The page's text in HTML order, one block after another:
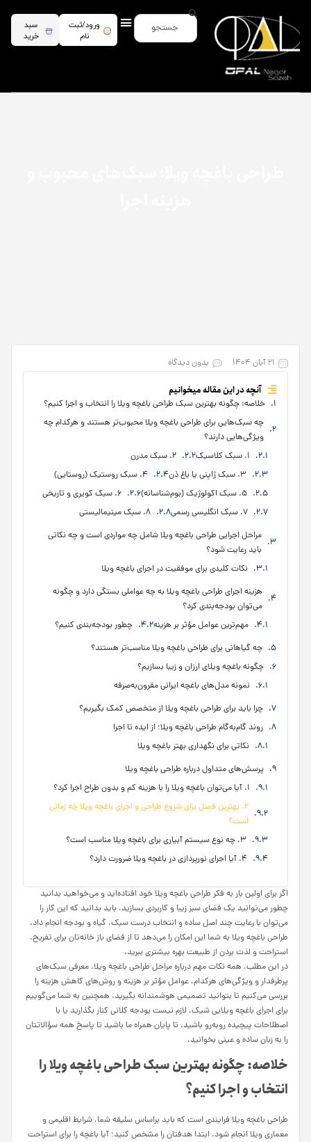
ورود/ثبت
نام
سبد
خرید
۲۱ آبان ۱۴۰۴ بدون دیدگاه
آنچه در این مقاله میخوانیم
خلاصه: چگونه بهترین سبک طراحی باغچه ویلا را انتخاب و اجرا کنیم؟
چه سبک‌هایی برای طراحی باغچه ویلا محبوب‌تر هستند و هرکدام چه
ویژگی‌هایی دارند؟
۱. سبک کلاسیک
۲. سبک مدرن
۳. سبک ژاپنی یا باغ ذن
۴. سبک روستیک (روستایی)
۵. سبک اکولوژیک (بوم‌شناسانه)
۶. سبک کویری و تاریخی
۷. سبک انگلیسی رسمی
۸. سبک مینیمالیستی
مراحل اجرایی طراحی باغچه ویلا شامل چه مواردی است و چه نکاتی
باید رعایت شود؟
نکات کلیدی برای موفقیت در اجرای باغچه ویلا
هزینه اجرای طراحی باغچه ویلا به چه عواملی بستگی دارد و چگونه
می‌توان بودجه‌بندی کرد؟
مهم‌ترین عوامل مؤثر بر هزینه
چطور بودجه‌بندی کنیم؟
چه گیاهانی برای طراحی باغچه ویلا مناسب‌تر هستند؟
چگونه باغچه ویلای ارزان و زیبا بسازیم؟
نمونه مدل‌های باغچه ایرانی مقرون‌به‌صرفه
چرا باید برای طراحی باغچه ویلا از متخصص کمک بگیریم؟
روند گام‌به‌گام طراحی باغچه ویلا؛ از ایده تا اجرا
نکاتی برای نگهداری بهتر باغچه ویلا
پرسش‌های متداول درباره طراحی باغچه ویلا
۱. آیا می‌توان باغچه ویلا را با هزینه کم و بدون طراح اجرا کرد؟
۲. بهترین فصل برای شروع طراحی و اجرای باغچه ویلا چه زمانی
است؟
۳. چه نوع سیستم آبیاری برای باغچه ویلا مناسب است؟
۴. آیا اجرای نورپردازی در باغچه ویلا ضرورت دارد؟
اگر برای اولین بار به فکر طراحی باغچه ویلا خود افتاده‌اید و می‌خواهید بدانید
چطور می‌توانید یک فضای سبز زیبا و کاربردی بسازید، باید بدانید که این کار را
می‌توان با رعایت چند اصل ساده و انتخاب درست سبک، گیاه و بودجه انجام داد.
طراحی باغچه ویلا به شما این امکان را می‌دهد تا از فضای باز خانه‌تان برای تفریح،
استراحت و لذت بردن از طبیعت بهره بیشتری ببرید.
در این مطلب، همه نکات مهم درباره مراحل طراحی باغچه ویلا، معرفی سبک‌های
پرطرفدار و ویژگی‌های هرکدام، عوامل مؤثر بر هزینه و روش‌های کاهش هزینه را
بررسی می‌کنیم تا بتوانید تصمیمی هوشمندانه بگیرید. همچنین به شما می‌گوییم
برای اجرای باغچه ویلایی شیک، لازم نیست بودجه کلانی کنار بگذارید یا با
اصطلاحات پیچیده روبه‌رو باشید. تا پایان همراه ما باشید تا پاسخ همه سؤالاتتان
را به زبان ساده و عینی بخوانید.
خلاصه: چگونه بهترین سبک طراحی باغچه ویلا را
انتخاب و اجرا کنیم؟
طراحی باغچه ویلا فرایندی است که باید براساس سلیقه شما، شرایط اقلیمی و
معماری ویلا انجام شود. ابتدا هدفتان را مشخص کنید؛ آیا باغچه را برای استراحت